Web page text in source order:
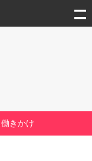
きかけ